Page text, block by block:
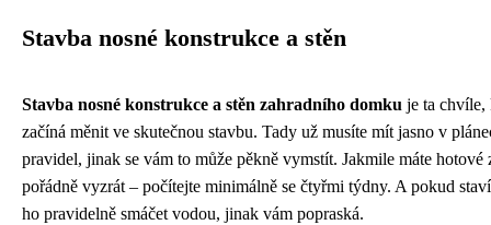
Stavba nosné konstrukce a stěn
Stavba nosné konstrukce a stěn zahradního domku je ta chvíle,
začíná měnit ve skutečnou stavbu. Tady už musíte mít jasno v
pravidel, jinak se vám to může pěkně vymstít. Jakmile máte hotové
pořádně vyzrát – počítejte minimálně se čtyřmi týdny. A pokud
ho pravidelně smáčet vodou, jinak vám popraská.